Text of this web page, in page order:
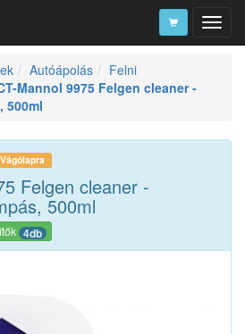
Autóápolás
Felni
Mannol 9975 Felgen cleaner -
500ml
Vágólapra
Felgen cleaner -
500ml
4db